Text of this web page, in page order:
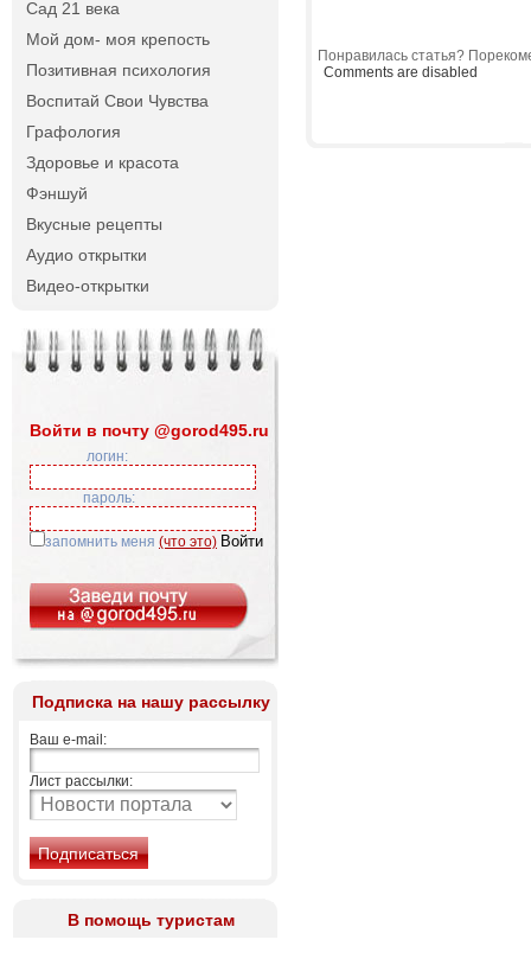
Сад 21 века
Мой дом- моя крепость
Позитивная психология
Воспитай Свои Чувства
Графология
Здоровье и красота
Фэншуй
Вкусные рецепты
Аудио открытки
Видео-открытки
Войти в почту @gorod495.ru
логин:
пароль:
запомнить меня (что это)
Подписка на нашу рассылку
Ваш e-mail:
Лист рассылки:
В помощь туристам
Понравилась статья?
Comments are disabled